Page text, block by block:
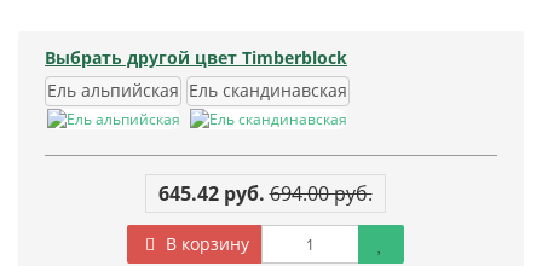
Выбрать другой цвет Timberblock
Ель альпийская Ель скандинавская
645.42 руб. 694.00 руб.
В корзину